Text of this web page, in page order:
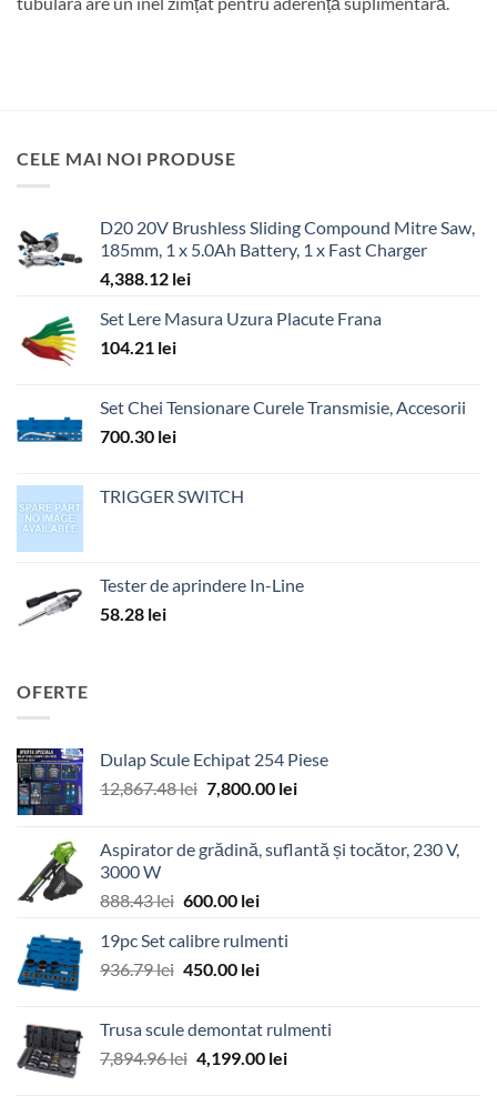
CELE MAI NOI PRODUSE
D20 20V Brushless Sliding Compound Mitre Saw,
185mm, 1 x 5.0Ah Battery, 1 x Fast Charger
4,388.12 lei
Set Lere Masura Uzura Placute Frana
104.21 lei
Set Chei Tensionare Curele Transmisie, Accesorii
700.30 lei
TRIGGER SWITCH
Tester de aprindere In-Line
58.28 lei
OFERTE
Dulap Scule Echipat 254 Piese
12,867.48lei Prețul
fost:
7,800.00 leiPrețul
7,800.00 lei.
Aspirator de grădină, suflantă și tocător, 230 V,
3000 W
888.43lei Prețul
a
fost:
600.00 leiPrețul
este:
600.00 lei.
19pc Set calibre rulmenti
936.79lei Prețul
fost:
936.79 lei.
450.00 leiPrețul
450.00 lei.
Trusa scule demontat rulmenti
7,894.96lei Prețul
4,199.00 leiPrețul